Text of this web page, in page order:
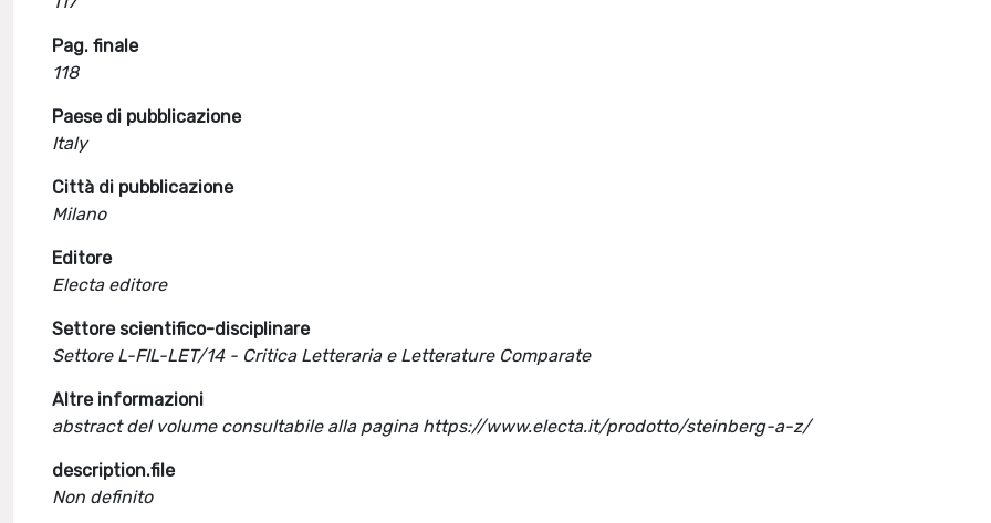
Pag. finale
118
Paese di pubblicazione
Italy
Città di pubblicazione
Milano
Editore
Electa editore
Settore scientifico-disciplinare
Settore L-FIL-LET/14 - Critica Letteraria e Letterature Comparate
Altre informazioni
abstract del volume consultabile alla pagina https://www.electa.it/prodotto/steinberg-a-z/
description.file
Non definito